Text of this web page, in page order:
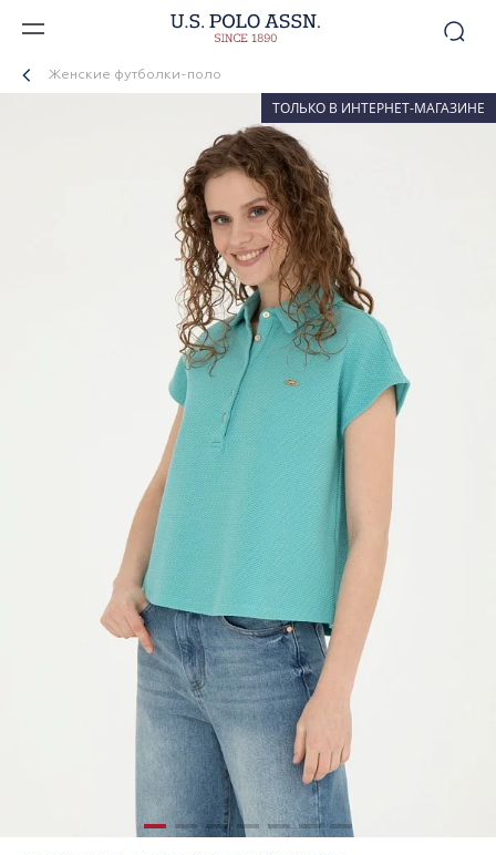
Женские футболки-поло
ТОЛЬКО В ИНТЕРНЕТ-МАГАЗИНЕ